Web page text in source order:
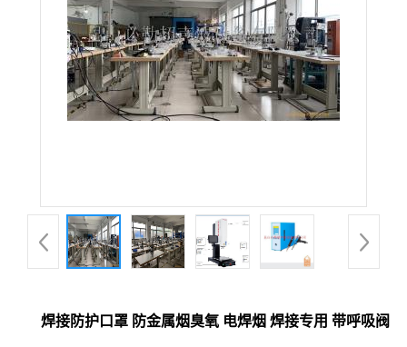
焊接防护口罩 防金属烟臭氧 电焊烟 焊接专用 带呼吸阀